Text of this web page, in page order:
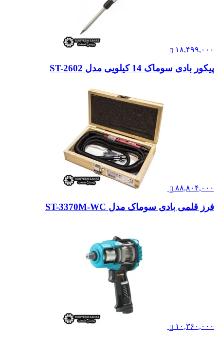
۱۸,۴۹۹,۰۰۰
پیکور بادی سوماک 14 کیلویی مدل ST-2602
۸۸,۸۰۴,۰۰۰
فرز قلمی بادی سوماک مدل ST-3370M-WC
۱۰,۳۶۰,۰۰۰